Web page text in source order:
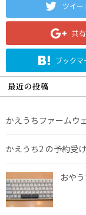
ツイー
共有
ブックマ
最近の投稿
かえうちファームウ
かえうち2 の予約受
おや